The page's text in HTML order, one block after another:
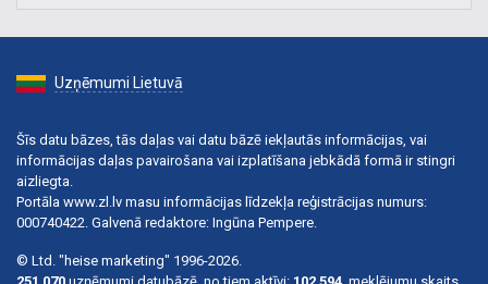
Uzņēmumi Lietuvā
Šīs datu bāzes, tās daļas vai datu bāzē iekļautās informācijas, vai
informācijas daļas pavairošana vai izplatīšana jebkādā formā ir stingri
aizliegta.
Portāla www.zl.lv masu informācijas līdzekļa reģistrācijas numurs:
000740422. Galvenā redaktore: Ingūna Pempere.
© Ltd. "heise marketing" 1996-2026.